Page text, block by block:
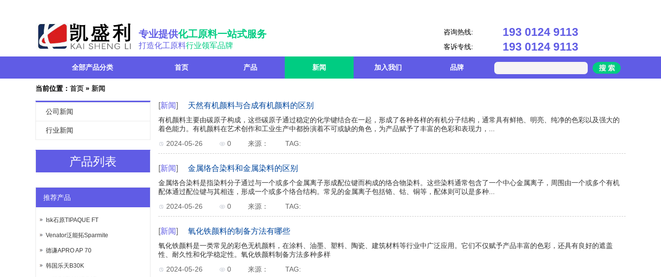
专业提供化工原料一站式服务
打造化工原料行业领军品牌
咨询热线: 193 0124 9113
客诉专线: 193 0124 9113
全部产品分类 首页 产品 新闻 加入我们 品牌
当前位置： 首页 » 新闻
公司新闻
行业新闻
产品列表
推荐产品
Isk石原TIPAQUE FT
Venator泛能拓Sparmite
德谦APRO AP 70
韩国乐天B30K
[新闻] 天然有机颜料与合成有机颜料的区别
有机颜料主要由碳原子构成，这些碳原子通过稳定的化学键结合在一起，形成了各种各样的有机分子结构，通常具有鲜艳、明亮、纯净的色彩以及强大的
着色能力。有机颜料在艺术创作和工业生产中都扮演着不可或缺的角色，为产品赋予了丰富的色彩和表现力，...
2024-05-26
0 来源： TAG:
[新闻] 金属络合染料和金属染料的区别
金属络合染料是指染料分子通过与一个或多个金属离子形成配位键而构成的络合物染料。这些染料通常包含了一个中心金属离子，周围由一个或多个有机
配体通过配位键与其相连，形成一个或多个络合结构。常见的金属离子包括铬、钴、铜等，配体则可以是多种...
2024-05-26
0 来源： TAG:
[新闻] 氧化铁颜料的制备方法有哪些
氧化铁颜料是一类常见的彩色无机颜料，在涂料、油墨、塑料、陶瓷、建筑材料等行业中广泛应用。它们不仅赋予产品丰富的色彩，还具有良好的遮盖
性、耐久性和化学稳定性。氧化铁颜料制备方法多种多样
2024-05-26
0 来源： TAG: